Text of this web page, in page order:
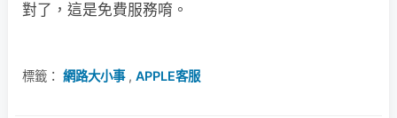
對了，這是免費服務唷。
標籤： 網路大小事, APPLE客服